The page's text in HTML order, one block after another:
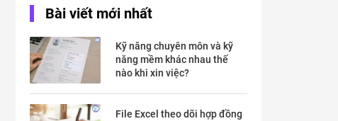
Bài viết mới nhất
Kỹ năng chuyên môn và kỹ
năng mềm khác nhau thế
nào khi xin việc?
File Excel theo dõi hợp đồng